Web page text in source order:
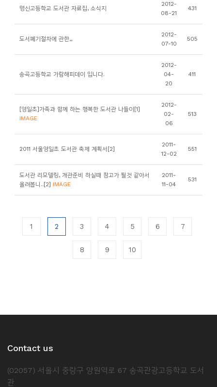
명신고등학교 도서관 자료집, 소식지
2012-
08-21
431
도서폐기절차에 관한,,
2012-
07-10
505
송곡고등학교 가람해피데이 입니다.
2012-
04-
20
411
[영일초]가족과 함께 하는 행복한 도서관 나들이[1]
IMAGE
2012-
02-
06
513
2011 서울영일초 도서관 축제 계획서[2]
2011-
12-02
551
도서관 리모델링, 개관준비 하실때 참고가 될것 같아서
올려봅니..[2] IMAGE
2011-
11-04
531
1 2 3 4 5 6 7
8 9 10
Contact us
(02057) 서울시 중랑구 양원역로 67 송곡관광고등학교 도서
관